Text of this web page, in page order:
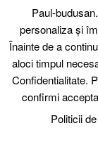
Paul-
personaliza și
Înainte de a
aloci timpul
Confidentialitate.
confirmi
Politicii